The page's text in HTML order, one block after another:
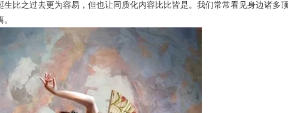
比之过去更为容易，但也让同质化内容比比皆是。我们常常看见身边诸多